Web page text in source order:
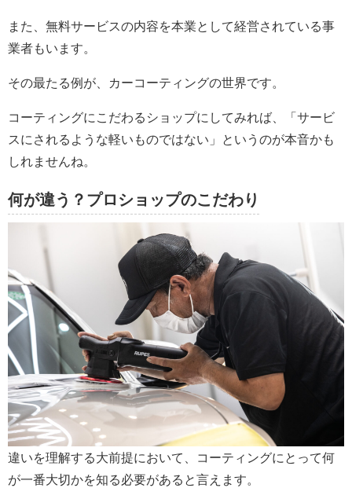
また、無料サービスの内容を本業として経営されている事
業者もいます。
その最たる例が、カーコーティングの世界です。
コーティングにこだわるショップにしてみれば、「サービ
スにされるような軽いものではない」というのが本音かも
しれませんね。
何が違う？プロショップのこだわり
違いを理解する大前提において、コーティングにとって何
が一番大切かを知る必要があると言えます。